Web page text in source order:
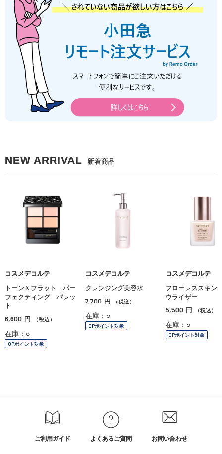
NEW ARRIVAL 新着商品
コスメデコルテ
トーン＆フラット パー
フェクティング パレッ
ト
6,600 円 （税込）
在庫：○
OPポイント対象
コスメデコルテ
クレンジング美容水
7,700 円 （税込）
在庫：○
OPポイント対象
コスメデコルテ
フローレススキ
ウライザー
5,500 円 （税込）
在庫：○
OPポイント対象
ご利用ガイド よくあるご質問 お問い合わせ